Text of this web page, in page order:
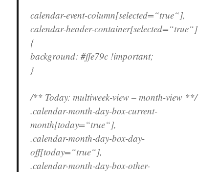
calendar-event-column[selected=“true“],
calendar-header-container[selected=“true“]
{
background: #ffe79c !important;
}
/** Today: multiweek-view – month-view **/
.calendar-month-day-box-current-
month[today=“true“],
.calendar-month-day-box-day-
off[today=“true“],
.calendar-month-day-box-other-